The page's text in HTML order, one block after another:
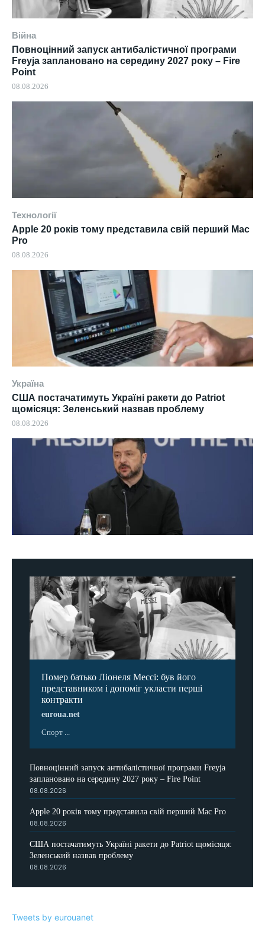
Війна
Повноцінний запуск антибалістичної програми
Freyja заплановано на середину 2027 року – Fire
Point
08.08.2026
Технології
Apple 20 років тому представила свій перший Mac
Pro
08.08.2026
Україна
США постачатимуть Україні ракети до Patriot
щомісяця: Зеленський назвав проблему
08.08.2026
Помер батько Ліонеля Мессі: був його
представником і допоміг укласти перші
контракти
euroua.net
Спорт ...
Повноцінний запуск антибалістичної програми Freyja
заплановано на середину 2027 року – Fire Point
08.08.2026
Apple 20 років тому представила свій перший Mac Pro
08.08.2026
США постачатимуть Україні ракети до Patriot щомісяця:
Зеленський назвав проблему
08.08.2026
Tweets by eurouanet